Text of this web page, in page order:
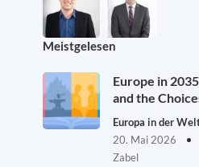
Meistgelesen
Europe in
and the
Europa in der
20. Mai 2026
Zabel